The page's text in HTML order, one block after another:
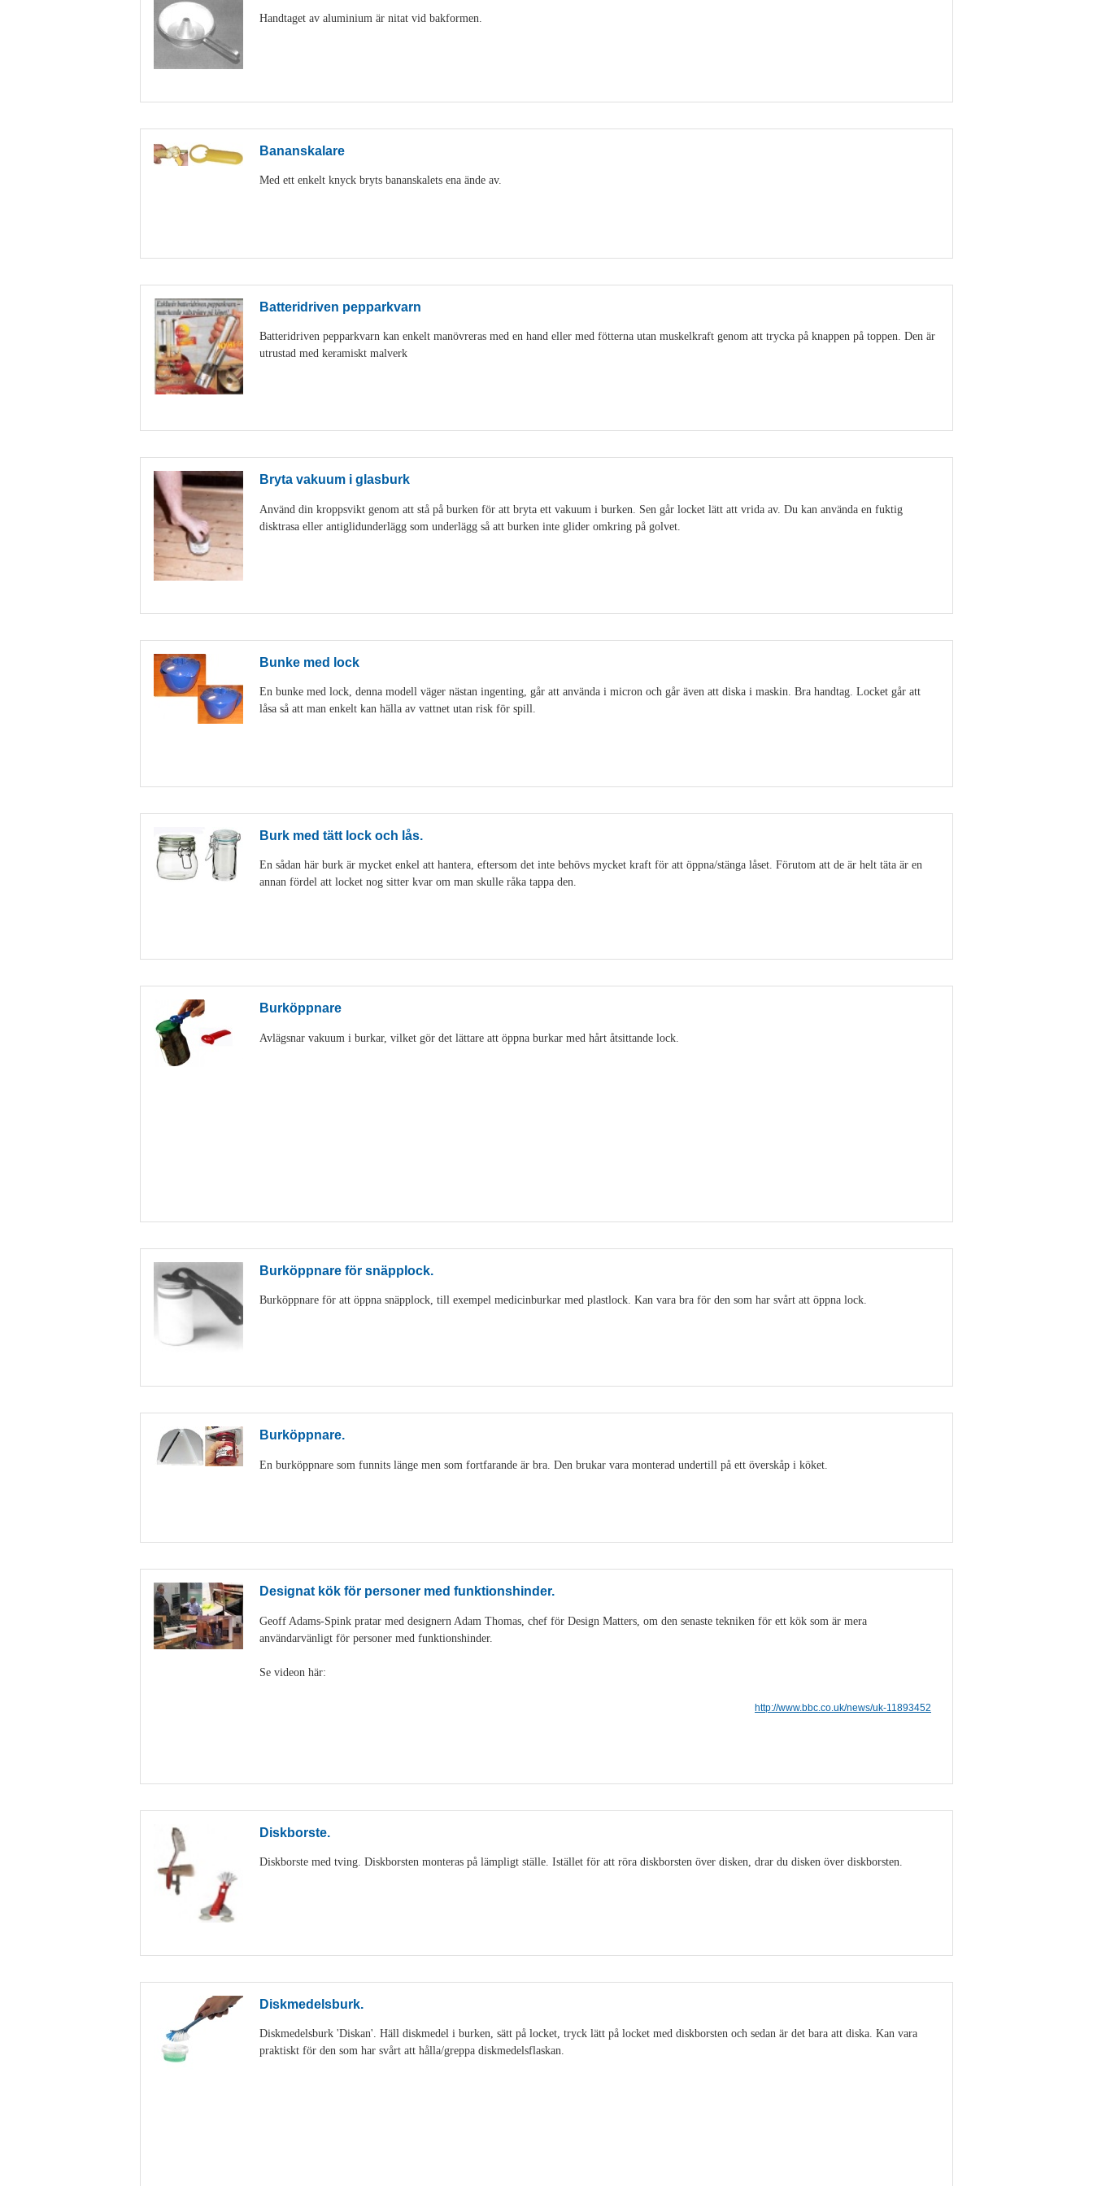
Handtaget av aluminium är nitat vid bakformen.
Bananskalare
Med ett enkelt knyck bryts bananskalets ena ände av.
Batteridriven pepparkvarn
Batteridriven pepparkvarn kan enkelt manövreras med en hand eller med fötterna utan muskelkraft genom att trycka på knappen på toppen. Den är
utrustad med keramiskt malverk
Bryta vakuum i glasburk
Använd din kroppsvikt genom att stå på burken för att bryta ett vakuum i burken. Sen går locket lätt att vrida av. Du kan använda en fuktig
disktrasa eller antiglidunderlägg som underlägg så att burken inte glider omkring på golvet.
Bunke med lock
En bunke med lock, denna modell väger nästan ingenting, går att använda i micron och går även att diska i maskin. Bra handtag. Locket går att
låsa så att man enkelt kan hälla av vattnet utan risk för spill.
Burk med tätt lock och lås.
En sådan här burk är mycket enkel att hantera, eftersom det inte behövs mycket kraft för att öppna/stänga låset. Förutom att de är helt täta är en
annan fördel att locket nog sitter kvar om man skulle råka tappa den.
Burköppnare
Avlägsnar vakuum i burkar, vilket gör det lättare att öppna burkar med hårt åtsittande lock.
Burköppnare för snäpplock.
Burköppnare för att öppna snäpplock, till exempel medicinburkar med plastlock. Kan vara bra för den som har svårt att öppna lock.
Burköppnare.
En burköppnare som funnits länge men som fortfarande är bra. Den brukar vara monterad undertill på ett överskåp i köket.
Designat kök för personer med funktionshinder.
Geoff Adams-Spink pratar med designern Adam Thomas, chef för Design Matters, om den senaste tekniken för ett kök som är mera
användarvänligt för personer med funktionshinder.
Se videon här:
http://www.bbc.co.uk/news/uk-11893452
Diskborste.
Diskborste med tving. Diskborsten monteras på lämpligt ställe. Istället för att röra diskborsten över disken, drar du disken över diskborsten.
Diskmedelsburk.
Diskmedelsburk 'Diskan'. Häll diskmedel i burken, sätt på locket, tryck lätt på locket med diskborsten och sedan är det bara att diska. Kan vara
praktiskt för den som har svårt att hålla/greppa diskmedelsflaskan.